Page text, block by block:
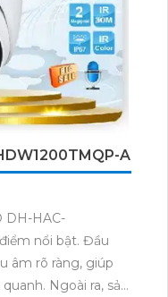
chói tốt hơn.
A
DH-HAC-
nổi bật. Đầu
âm rõ ràng, giúp
Ngoài ra, sản